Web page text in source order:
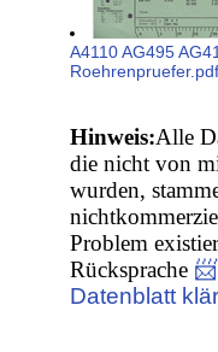
A4110 AG495
Hinweis:Alle
die nicht von
wurden,
Problem
Rücksprache
Datenblatt